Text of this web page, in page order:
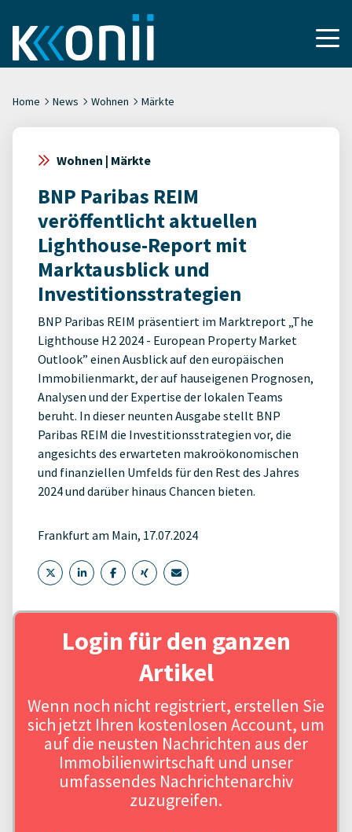
Home News Wohnen Märkte
Wohnen | Märkte
BNP Paribas REIM
veröffentlicht aktuellen
Lighthouse-Report mit
Marktausblick und
Investitionsstrategien
BNP Paribas REIM präsentiert im Marktreport „The
Lighthouse H2 2024 - European Property Market
Outlook” einen Ausblick auf den europäischen
Immobilienmarkt, der auf hauseigenen Prognosen,
Analysen und der Expertise der lokalen Teams
beruht. In dieser neunten Ausgabe stellt BNP
Paribas REIM die Investitionsstrategien vor, die
angesichts des erwarteten makroökonomischen
und finanziellen Umfelds für den Rest des Jahres
2024 und darüber hinaus Chancen bieten.
Frankfurt am Main, 17.07.2024
Login für den ganzen
Artikel
Wenn noch nicht registriert, erstellen Sie
sich jetzt Ihren kostenlosen Account, um
auf die neusten Nachrichten aus der
Immobilienwirtschaft und unser
umfassendes Nachrichtenarchiv
zuzugreifen.